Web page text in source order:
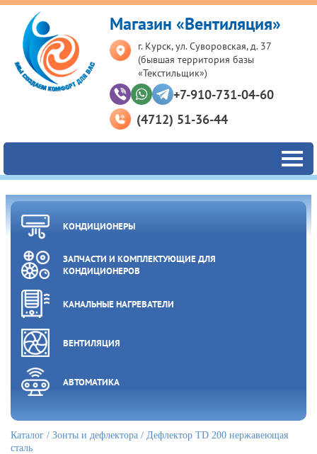
Магазин «Вентиляция»
г. Курск, ул. Суворовская, д. 37
(бывшая территория базы
«Текстильщик»)
+7-910-731-04-60
(4712) 51-36-44
КОНДИЦИОНЕРЫ
ЗАПЧАСТИ И КОМПЛЕКТУЮЩИЕ ДЛЯ
КОНДИЦИОНЕРОВ
КАНАЛЬНЫЕ НАГРЕВАТЕЛИ
ВЕНТИЛЯЦИЯ
АВТОМАТИКА
Каталог / Зонты и дефлектора / Дефлектор TD 200 нержавеющая
сталь